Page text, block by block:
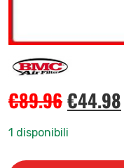
€89.96€44.98
1 disponibili